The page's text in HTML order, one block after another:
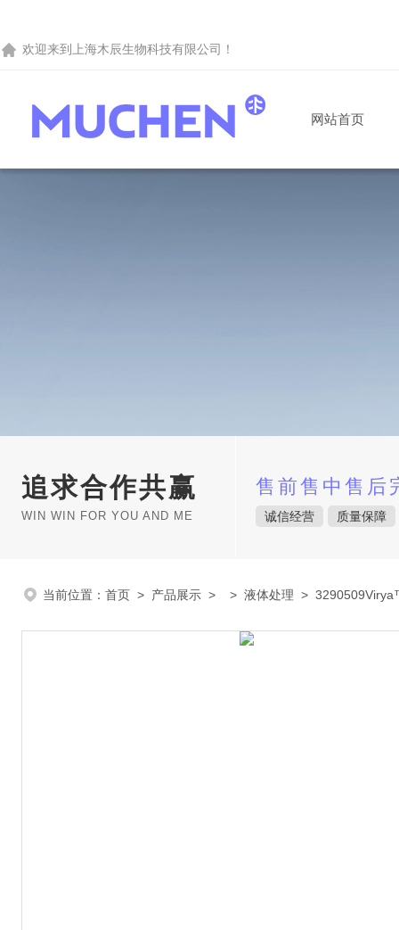
欢迎来到 上海木辰生物科技有限公司 ！
网站首页
追求合作共赢
WIN WIN FOR YOU AND ME
售前售中售后
诚信经营 质量保障
当前位置： 首页 > 产品展示 > > 液体处理 >